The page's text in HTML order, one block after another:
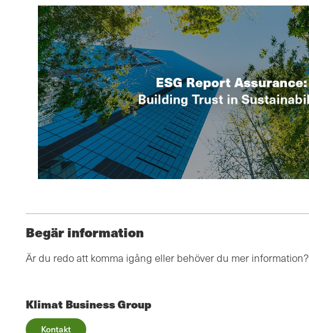
Begär information
Är du redo att komma igång eller behöver du mer information?
Klimat Business Group
Kontakt